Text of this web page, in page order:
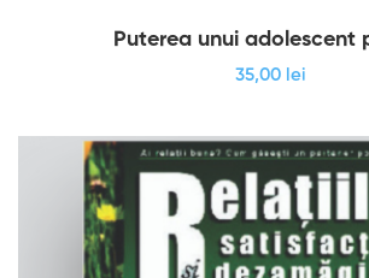
Puterea unui adolescent
35,00 lei